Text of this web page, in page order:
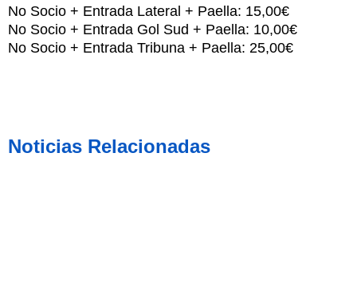
No Socio + Entrada Lateral + Paella: 15,00€
No Socio + Entrada Gol Sud + Paella: 10,00€
No Socio + Entrada Tribuna + Paella: 25,00€
Noticias Relacionadas